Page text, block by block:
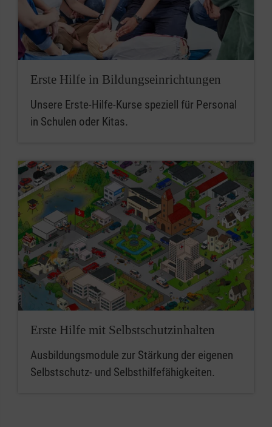
Erste Hilfe in Bildungseinrichtungen
Unsere Erste-Hilfe-Kurse speziell für Personal
in Schulen oder Kitas.
Erste Hilfe mit Selbstschutzinhalten
Ausbildungsmodule zur Stärkung der eigenen
Selbstschutz- und Selbsthilfefähigkeiten.